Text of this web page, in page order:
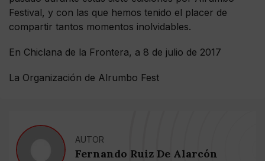
Festival, y con las que hemos tenido el placer de
compartir tantos momentos inolvidables.
En Chiclana de la Frontera, a 8 de julio de 2017
La Organización de Alrumbo Fest
AUTOR
Fernando Ruiz De Alarcón